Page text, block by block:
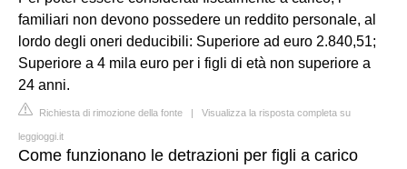
familiari non devono possedere un reddito personale, al
lordo degli oneri deducibili: Superiore ad euro 2.840,51;
Superiore a 4 mila euro per i figli di età non superiore a
24 anni.
Richiesta di rimozione della fonte | Visualizza la risposta completa su
leggioggi.it
Come funzionano le detrazioni per figli a carico